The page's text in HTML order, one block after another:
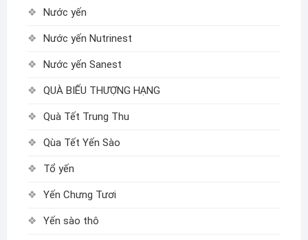
Nước yến
Nước yến Nutrinest
Nước yến Sanest
QUÀ BIẾU THƯỢNG HẠNG
Quà Tết Trung Thu
Qùa Tết Yến Sào
Tổ yến
Yến Chưng Tươi
Yến sào thô